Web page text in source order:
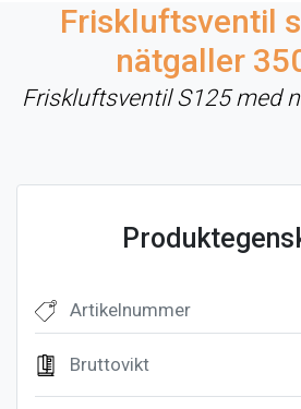
Friskluftsventil
nätgaller
Friskluftsventil S125 med
Artikelnummer
Bruttovikt